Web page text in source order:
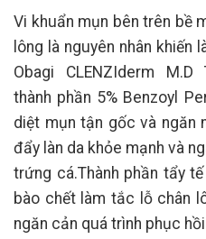
Vi khuẩn mụn bên trên bề
lông là nguyên nhân khiến
Obagi CLENZIderm
thành phần 5% Benzoyl
diệt mụn tận gốc và ngăn
đẩy làn da khỏe mạnh và
trứng cá.Thành phần tẩy
bào chết làm tắc lỗ chân
ngăn cản quá trình phục